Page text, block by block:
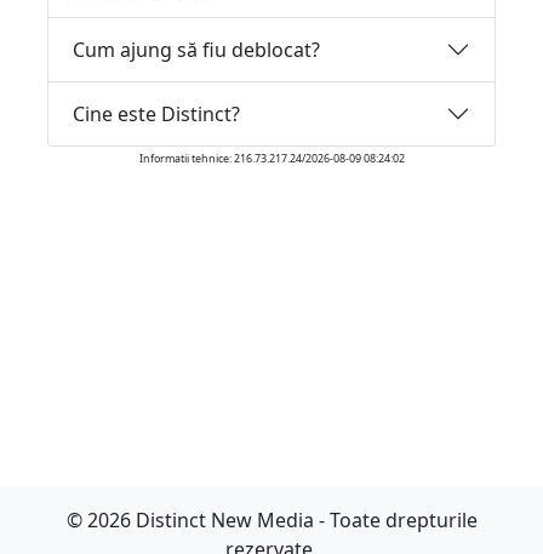
Cum ajung să fiu deblocat?
Cine este Distinct?
Informatii tehnice: 216.73.217.24/2026-08-09 08:24:02
© 2026 Distinct New Media - Toate drepturile